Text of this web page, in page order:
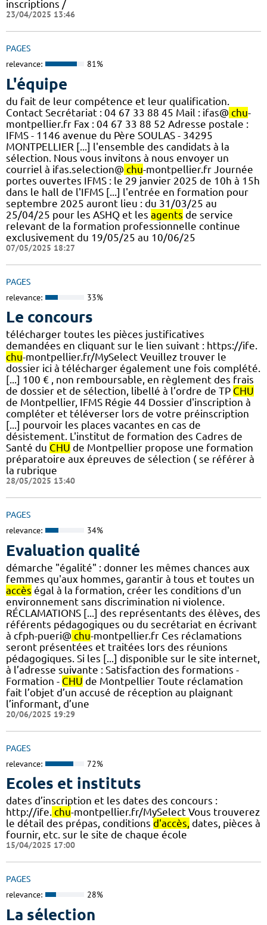
inscriptions /
23/04/2025 13:46
PAGES
relevance: 81%
L'équipe
du fait de leur compétence et leur qualification.
Contact Secrétariat : 04 67 33 88 45 Mail : ifas@ chu-
montpellier.fr Fax : 04 67 33 88 52 Adresse postale :
IFMS - 1146 avenue du Père SOULAS - 34295
MONTPELLIER [...] l'ensemble des candidats à la
sélection. Nous vous invitons à nous envoyer un
courriel à ifas.selection@ chu-montpellier.fr Journée
portes ouvertes IFMS : le 29 janvier 2025 de 10h à 15h
dans le hall de l'IFMS [...] l'entrée en formation pour
septembre 2025 auront lieu : du 31/03/25 au
25/04/25 pour les ASHQ et les agents de service
relevant de la formation professionnelle continue
exclusivement du 19/05/25 au 10/06/25
07/05/2025 18:27
PAGES
relevance: 33%
Le concours
télécharger toutes les pièces justificatives
demandées en cliquant sur le lien suivant : https://ife.
chu-montpellier.fr/MySelect Veuillez trouver le
dossier ici à télécharger également une fois complété.
[...] 100 € , non remboursable, en règlement des frais
de dossier et de sélection, libellé à l’ordre de TP CHU
de Montpellier, IFMS Régie 44 Dossier d'inscription à
compléter et téléverser lors de votre préinscription
[...] pourvoir les places vacantes en cas de
désistement. L'institut de formation des Cadres de
Santé du CHU de Montpellier propose une formation
préparatoire aux épreuves de sélection ( se référer à
la rubrique
28/05/2025 13:40
PAGES
relevance: 34%
Evaluation qualité
démarche "égalité" : donner les mêmes chances aux
femmes qu'aux hommes, garantir à tous et toutes un
accès égal à la formation, créer les conditions d'un
environnement sans discrimination ni violence.
RÉCLAMATIONS [...] des représentants des élèves, des
référents pédagogiques ou du secrétariat en écrivant
à cfph-pueri@ chu-montpellier.fr Ces réclamations
seront présentées et traitées lors des réunions
pédagogiques. Si les [...] disponible sur le site internet,
à l’adresse suivante : Satisfaction des formations -
Formation - CHU de Montpellier Toute réclamation
fait l’objet d’un accusé de réception au plaignant
l’informant, d’une
20/06/2025 19:29
PAGES
relevance: 72%
Ecoles et instituts
dates d’inscription et les dates des concours :
http://ife. chu-montpellier.fr/MySelect Vous trouverez
le détail des prépas, conditions d'accès, dates, pièces à
fournir, etc. sur le site de chaque école
15/04/2025 17:00
PAGES
relevance: 28%
La sélection